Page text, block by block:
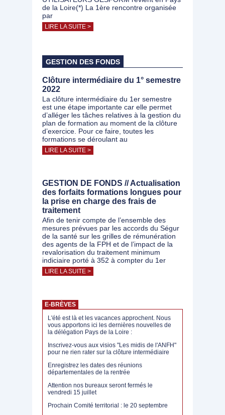
de la Loire(*) La 1ère rencontre organisée
par
LIRE LA SUITE >
GESTION DES FONDS
Clôture intermédiaire du 1° semestre
2022
La clôture intermédiaire du 1er semestre
est une étape importante car elle permet
d’alléger les tâches relatives à la gestion du
plan de formation au moment de la clôture
d’exercice. Pour ce faire, toutes les
formations se déroulant au
LIRE LA SUITE >
GESTION DE FONDS // Actualisation
des forfaits formations longues pour
la prise en charge des frais de
traitement
Afin de tenir compte de l’ensemble des
mesures prévues par les accords du Ségur
de la santé sur les grilles de rémunération
des agents de la FPH et de l’impact de la
revalorisation du traitement minimum
indiciaire porté à 352 à compter du 1er
LIRE LA SUITE >
E-BRÈVES
L'été est là et les vacances approchent. Nous
vous apportons ici les dernières nouvelles de
la délégation Pays de la Loire :
Inscrivez-vous aux visios "Les midis de l'ANFH"
pour ne rien rater sur la clôture intermédiaire
Enregistrez les dates des réunions
départementales de la rentrée
Attention nos bureaux seront fermés le
vendredi 15 juillet
Prochain Comité territorial : le 20 septembre